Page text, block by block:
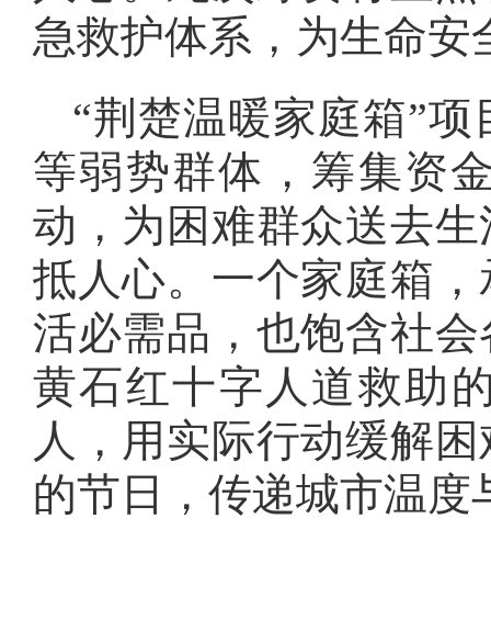
急救护体系，为生命安
“荆楚温暖家庭箱”
等弱势群体，筹集资
动，为困难群众送去
抵人心。一个家庭箱
活必需品，也饱含社
黄石红十字人道救助
人，用实际行动缓解
的节日，传递城市温度